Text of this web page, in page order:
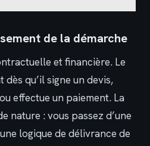
de la démarche
et financière. Le
qu’il signe un devis,
effectue un paiement. La
nature : vous passez d’une
logique de délivrance de